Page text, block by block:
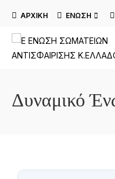
ΑΡΧΙΚΉ ΕΝΩΣΗ
Δυναμικό